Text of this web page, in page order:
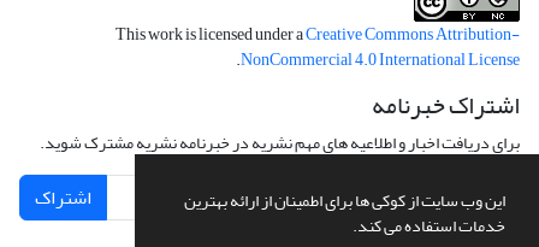
این وب سایت از کوکی ها برای اطمینان از ارائه بهترین
خدمات استفاده می کند.
This work is licensed under aCreative Commons Attribution-
NonCommercial 4.0 International License
.
اشتراک خبرنامه
برای دریافت اخبار و اطلاعیه های مهم نشریه در خبرنامه نشریه مشترک شوید.
اشتراک